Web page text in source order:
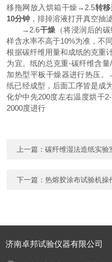
移拖网放入烘箱干燥→2.5转
10分钟 ，排掉溶液打开真空抽
→2.6干燥 （将浸润后的
样含水率不高于10%为准，不
根据碳纤维用量和成纸的克重
为宜。纸的总克重-碳纤维含
加热型平板干燥器进行热压
纸已经成型，后面工序皆是成
化炉中先200度左右温度烘干
2000度进行
上一篇：碳纤维湿法造纸实验
下一篇：热熔胶涂布试验机操
济南卓邦试验仪器有限公司